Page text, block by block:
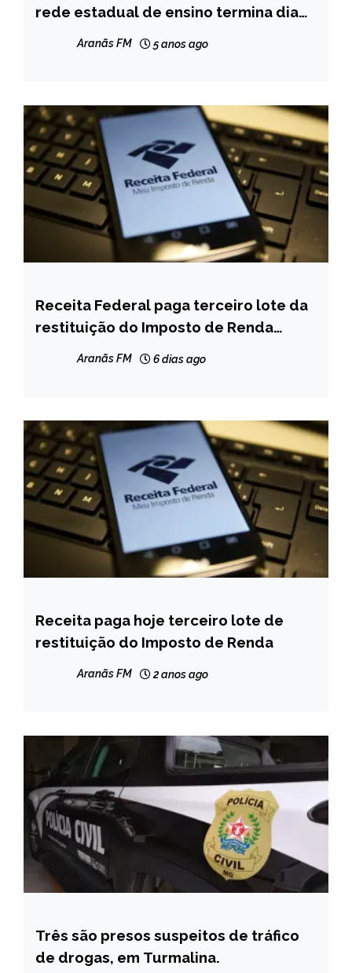
GERAIS
NOTÍCIAS
rede estadual de ensino termina dia
Aranãs FM 5 anos ago
BRASIL
NOTÍCIAS
Receita Federal paga terceiro lote da
restituição do Imposto de Renda
Aranãs FM 6 dias ago
BRASIL
NOTÍCIAS
Receita paga hoje terceiro lote de
restituição do Imposto de Renda
Aranãs FM 2 anos ago
CAPELINHA
MINAS
Três são presos suspeitos de tráfico
de drogas, em Turmalina.